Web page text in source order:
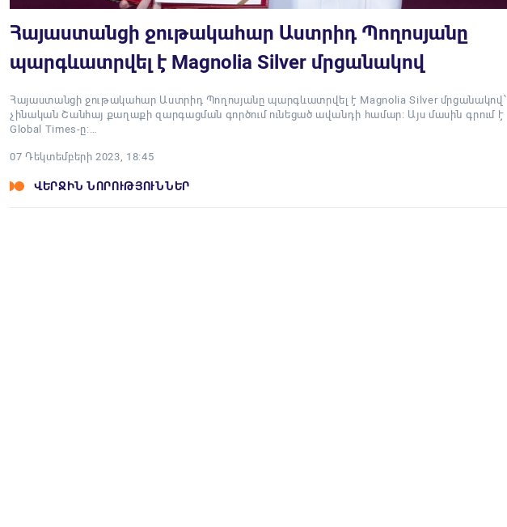
Հայաստանցի ջութակահար Աստրիդ Պողոսյանը
պարգևատրվել է Magnolia Silver մրցանակով
Հայաստանցի ջութակահար Աստրիդ Պողոսյանը պարգևատրվել է Magnolia Silver մրցանակով՝
չինական Շանհայ քաղաքի զարգացման գործում ունեցած ավանդի համար: Այս մասին գրում է
Global Times-ը:…
07 Դեկտեմբերի 2023, 18:45
ՎԵՐՋԻՆ ՆՈՐՈՒԹՅՈՒՆՆԵՐ